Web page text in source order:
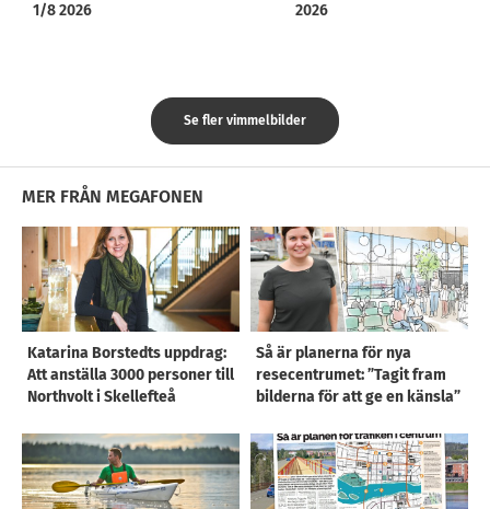
1/8 2026
2026
Se fler vimmelbilder
MER FRÅN MEGAFONEN
Katarina Borstedts uppdrag:
Att anställa 3000 personer till
Northvolt i Skellefteå
Så är planerna för nya
resecentrumet: ”Tagit fram
bilderna för att ge en känsla”